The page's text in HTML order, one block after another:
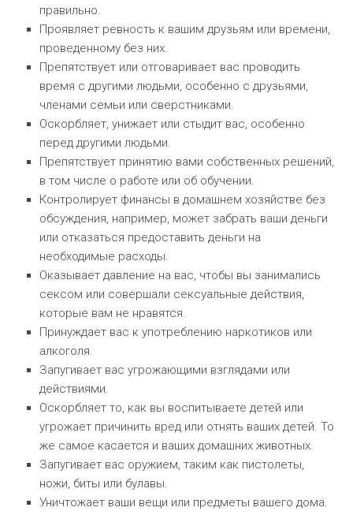
правильно.
Проявляет ревность к вашим друзьям или времени,
проведенному без них.
Препятствует или отговаривает вас проводить
время с другими людьми, особенно с друзьями,
членами семьи или сверстниками.
Оскорбляет, унижает или стыдит вас, особенно
перед другими людьми.
Препятствует принятию вами собственных решений,
в том числе о работе или об обучении.
Контролирует финансы в домашнем хозяйстве без
обсуждения, например, может забрать ваши деньги
или отказаться предоставить деньги на
необходимые расходы.
Оказывает давление на вас, чтобы вы занимались
сексом или совершали сексуальные действия,
которые вам не нравятся.
Принуждает вас к употреблению наркотиков или
алкоголя.
Запугивает вас угрожающими взглядами или
действиями.
Оскорбляет то, как вы воспитываете детей или
угрожает причинить вред или отнять ваших детей. То
же самое касается и ваших домашних животных.
Запугивает вас оружием, таким как пистолеты,
ножи, биты или булавы.
Уничтожает ваши вещи или предметы вашего дома.